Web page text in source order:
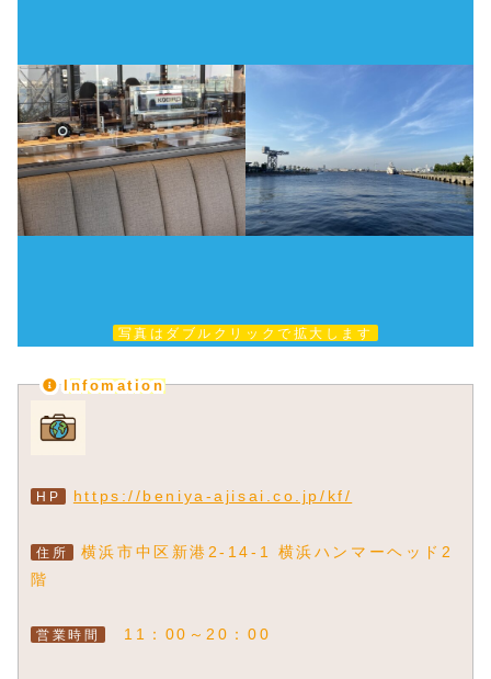
写真はダブルクリックで拡大します
Infomation
HP https://beniya-ajisai.co.jp/kf/
住所
横浜市中区新港2-14-1 横浜ハンマーヘッド2
階
営業時間 11：00～20：00